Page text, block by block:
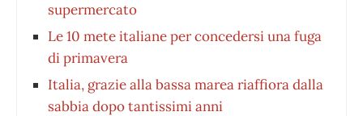
supermercato
Le 10 mete italiane per concedersi una fuga
di primavera
Italia, grazie alla bassa marea riaffiora dalla
sabbia dopo tantissimi anni